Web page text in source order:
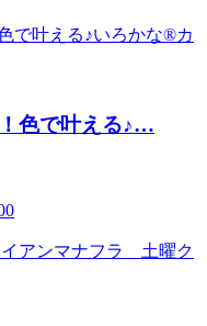
色で叶える♪…